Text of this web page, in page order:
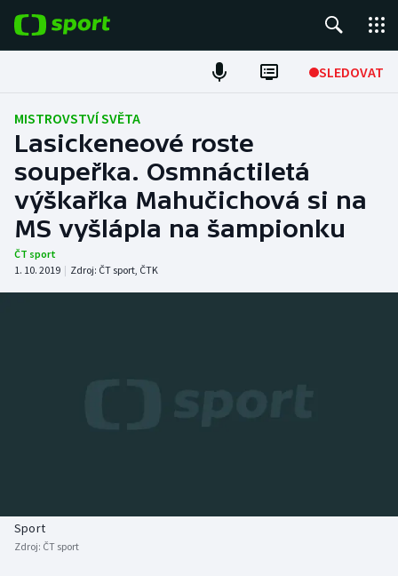
SLEDOVAT
Fotbal
Hokej
Tenis
Atletika
Boby a skeleton
AZ kvíz
MISTROVSTVÍ SVĚTA
Lasickeneové roste
soupeřka. Osmnáctiletá
výškařka Mahučichová si na
MS vyšlápla na šampionku
ČT sport
1. 10. 2019 | Zdroj: ČT sport, ČTK
Sport
Zdroj: ČT sport